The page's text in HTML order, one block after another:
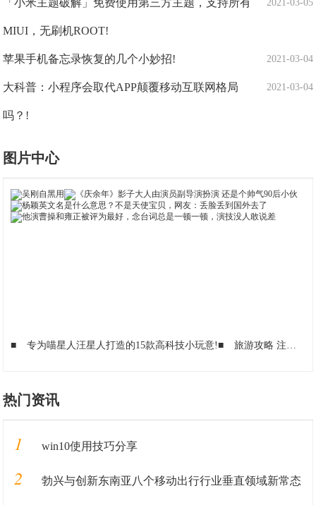
2021-03-05
「小米主题破解」免费使用第三方主题，支持所有
MIUI，无刷机ROOT!
2021-03-04
苹果手机备忘录恢复的几个小妙招!
2021-03-04
大科普：小程序会取代APP颠覆移动互联网格局
吗？!
图片中心
■ 专为喵星人汪星人打造的15款高科技小玩意!■ 旅游攻略 注意事项及各种须知-澳大利亚!
热门资讯
1 win10使用技巧分享
2 勃兴与创新东南亚八个移动出行行业垂直领域新常态